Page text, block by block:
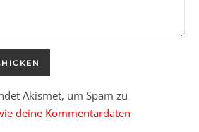
Akismet, um Spam zu
deine Kommentardaten